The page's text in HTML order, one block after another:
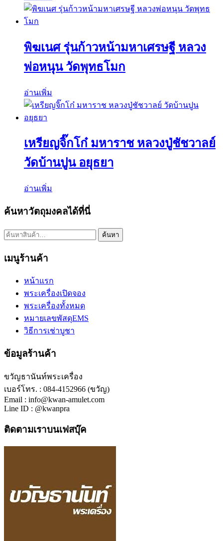
พิฆเนศ รุ่นก้าวหน้ามหาเศรษฐี หลวง
พ่อหนุน วัดพุทธโมก
อ่านเพิ่ม
เหรียญจิ๊กโก๋ มหาราช หลวงปู่ชัชวาลย์
วัดบ้านปูน อยุธยา
อ่านเพิ่ม
ค้นหาวัตถุมงคลได้ที่นี่
ค้นหา: ค้นหา
เมนูร้านค้า
หน้าแรก
พระเครื่องเปิดจอง
พระเครื่องทั้งหมด
หมายเลขพัสดุEMS
วิธีการเช่าบูชา
ข้อมูลร้านค้า
ขวัญธานันท์พระเครื่อง
เบอร์โทร. : 084-4152966 (ขวัญ)
Email : info@kwan-amulet.com
Line ID : @kwanpra
ติดตามเราบนเฟสบุ๊ค